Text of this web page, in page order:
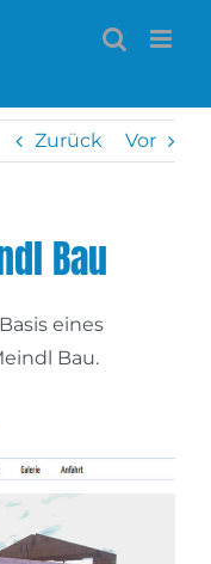
Zurück Vor
Bau
eines
Bau.